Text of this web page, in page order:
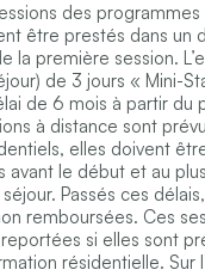
des
être prestés dans un
la première session.
de 3 jours « Mini-
de 6 mois à partir du
à distance sont
elles doivent
avant le début et au
Passés ces
remboursées. Ces
si elles sont
résidentielle. Sur